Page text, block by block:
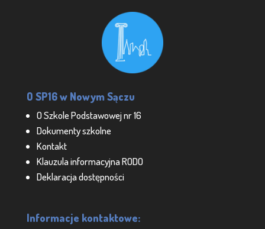
O SP16 w Nowym Sączu
O Szkole Podstawowej nr 16
Dokumenty szkolne
Kontakt
Klauzula informacyjna RODO
Deklaracja dostępności
Informacje kontaktowe: